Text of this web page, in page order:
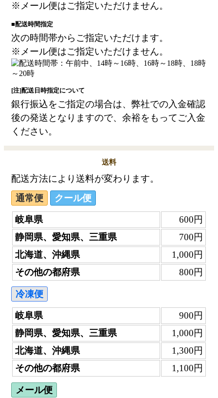
※メール便はご指定いただけません。
■配送時間指定
次の時間帯からご指定いただけます。
※メール便はご指定いただけません。
[注]配送日時指定について
銀行振込をご指定の場合は、弊社での入金確認
後の発送となりますので、余裕をもってご入金
ください。
送料
配送方法により送料が変わります。
通常便
クール便
岐阜県
600円
静岡県、愛知県、三重県
700円
北海道、沖縄県
1,000円
その他の都府県
800円
冷凍便
岐阜県
900円
静岡県、愛知県、三重県
1,000円
北海道、沖縄県
1,300円
その他の都府県
1,100円
メール便